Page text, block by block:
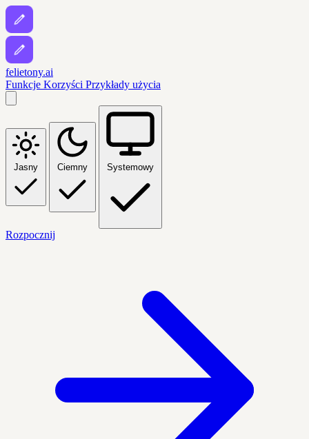
felietony.ai
Funkcje Korzyści Przykłady użycia
Jasny Ciemny Systemowy
Rozpocznij